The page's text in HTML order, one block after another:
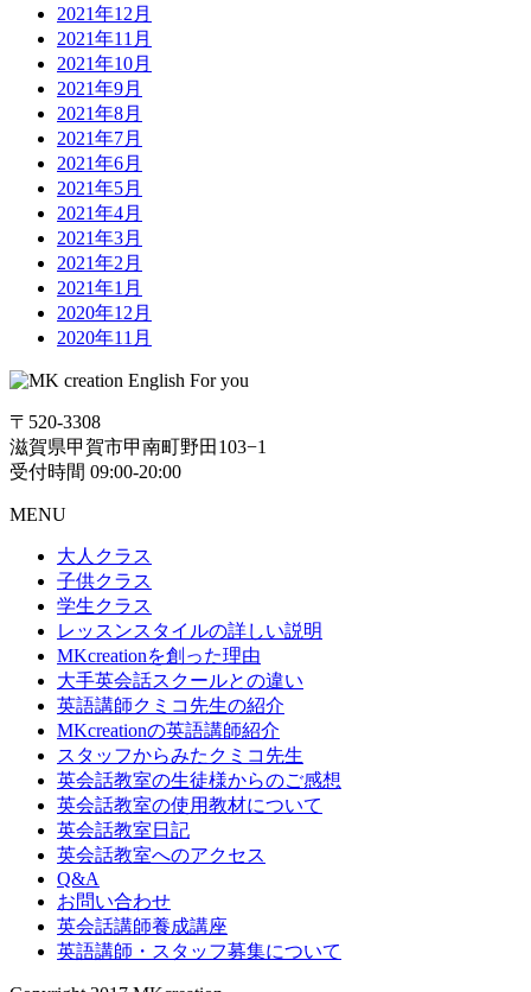
2021年12月
2021年11月
2021年10月
2021年9月
2021年8月
2021年7月
2021年6月
2021年5月
2021年4月
2021年3月
2021年2月
2021年1月
2020年12月
2020年11月
〒520-3308
滋賀県甲賀市甲南町野田103−1
受付時間 09:00-20:00
MENU
大人クラス
子供クラス
学生クラス
レッスンスタイルの詳しい説明
MKcreationを創った理由
大手英会話スクールとの違い
英語講師クミコ先生の紹介
MKcreationの英語講師紹介
スタッフからみたクミコ先生
英会話教室の生徒様からのご感想
英会話教室の使用教材について
英会話教室日記
英会話教室へのアクセス
Q&A
お問い合わせ
英会話講師養成講座
英語講師・スタッフ募集について